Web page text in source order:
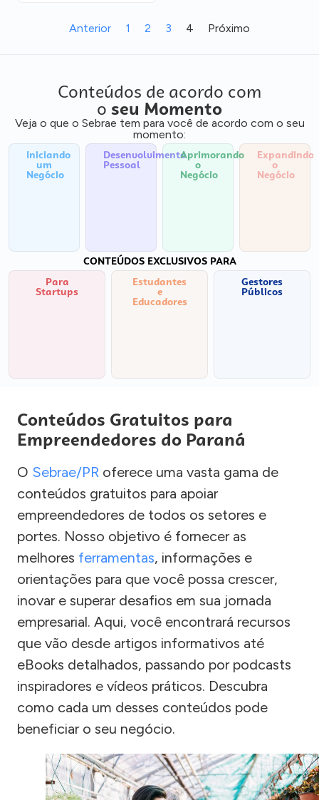
Anterior 1 2 3 4 Próximo
Conteúdos de acordo com
o seu Momento
Veja o que o Sebrae tem para você de acordo com o seu
momento:
Iniciando
um
Negócio
Desenvolvimento
Pessoal
Aprimorando
o
Negócio
Expandindo
o
Negócio
CONTEÚDOS EXCLUSIVOS PARA
Para
Startups
Estudantes
e
Educadores
Gestores
Públicos
Conteúdos Gratuitos para
Empreendedores do Paraná
O Sebrae/PR oferece uma vasta gama de
conteúdos gratuitos para apoiar
empreendedores de todos os setores e
portes. Nosso objetivo é fornecer as
melhores ferramentas, informações e
orientações para que você possa crescer,
inovar e superar desafios em sua jornada
empresarial. Aqui, você encontrará recursos
que vão desde artigos informativos até
eBooks detalhados, passando por podcasts
inspiradores e vídeos práticos. Descubra
como cada um desses conteúdos pode
beneficiar o seu negócio.